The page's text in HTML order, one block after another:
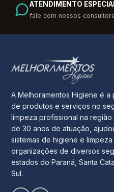
ATENDIMENTO
fale com nossos
A Melhoramentos Higiene é a
de produtos e serviços no
limpeza profissional na região
de 30 anos de atuação,
sistemas de higiene e
organizações de diversos
estados do Paraná, Santa
Sul.